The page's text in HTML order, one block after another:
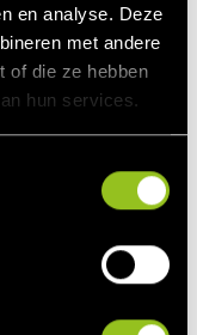
en analyse. Deze
met andere
of die ze hebben
hun services.
43 €/MWh *
150.000 MWh =
€ 6.450.000